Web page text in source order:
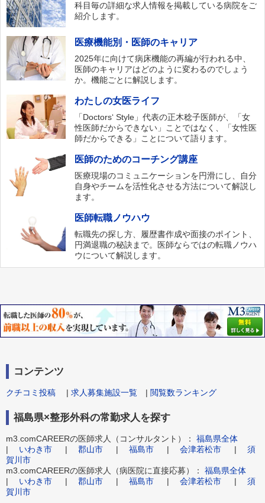
科目毎の詳細な求人情報を掲載している病院をご
紹介します。
医療機能別・医師のキャリア
2025年に向けて病床機能の再編が行われる中、
医師のキャリアはどのように変わるのでしょう
か。機能ごとに解説します。
わたしの女医ライフ
「Doctors‘ Style」代表の正木稔子医師が、「女
性医師だからできない」ことではなく、「女性医
師だからできる」ことについて語ります。
医師のためのコーチング講座
医療現場のコミュニケーションを円滑にし、自分
自身やチームを活性化させる方法について解説し
ます。
医師転職ノウハウ
転職先の探し方、履歴書作成や面接のポイント、
円満退職の秘訣まで。医師ならではの転職ノウハ
ウについて解説します。
コンテンツ
クチコミ投稿 | 求人募集施設一覧 | 閲覧数ランキング
福島県×整形外科の常勤求人を探す
m3.comCAREERの医師求人（コンサルタント）： 福島県全体
| いわき市 | 郡山市 | 福島市 | 会津若松市 | 須
賀川市
m3.comCAREERの医師求人（病医院に直接応募）： 福島県全体
| いわき市 | 郡山市 | 福島市 | 会津若松市 | 須
賀川市